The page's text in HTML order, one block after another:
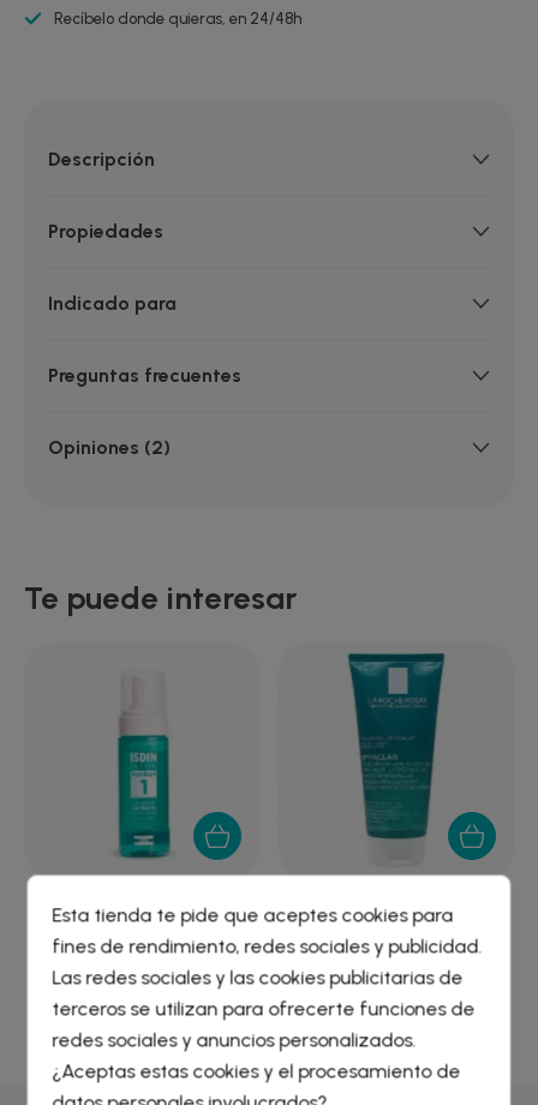
Recíbelo donde quieras, en 24/48h
Descripción
Propiedades
Indicado para
Preguntas frecuentes
Opiniones (2)
Te puede interesar
ISDIN ACNIBEN LIMPIADOR
PURIFICANTE...
12,59 €
EFFACLAR DUO GEL
PURIFICANTE...
13,59 €
Crear lista de deseos
Nombre de la lista de deseos
Iniciar sesión
Debe iniciar sesión para guardar productos en su lista de
deseos.
Esta tienda te pide que aceptes cookies para
fines de rendimiento, redes sociales y publicidad.
Las redes sociales y las cookies publicitarias de
terceros se utilizan para ofrecerte funciones de
redes sociales y anuncios personalizados.
¿Aceptas estas cookies y el procesamiento de